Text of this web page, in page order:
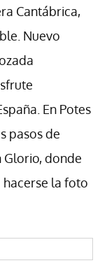
Cantábrica,
Nuevo
En Potes
pasos de
Glorio, donde
hacerse la foto